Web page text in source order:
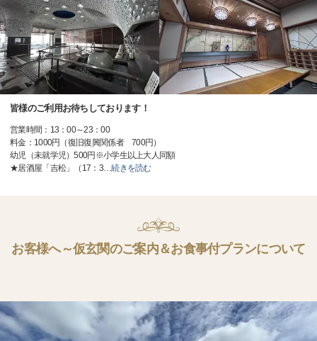
皆様のご利用お待ちしております！
営業時間：13：00～23：00
料金：1000円（復旧復興関係者 700円）
幼児（未就学児）500円※小学生以上大人同額
★居酒屋「吉松」（17：3…続きを読む
お客様へ～仮玄関のご案内＆お食事付プランについて